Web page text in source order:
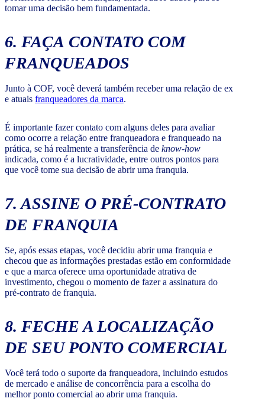
tomar uma decisão bem fundamentada.
6. FAÇA CONTATO COM
FRANQUEADOS
Junto à COF, você deverá também receber uma relação de ex
e atuais franqueadores da marca.
É importante fazer contato com alguns deles para avaliar
como ocorre a relação entre franqueadora e franqueado na
prática, se há realmente a transferência de know-how
indicada, como é a lucratividade, entre outros pontos para
que você tome sua decisão de abrir uma franquia.
7. ASSINE O PRÉ-CONTRATO
DE FRANQUIA
Se, após essas etapas, você decidiu abrir uma franquia e
checou que as informações prestadas estão em conformidade
e que a marca oferece uma oportunidade atrativa de
investimento, chegou o momento de fazer a assinatura do
pré-contrato de franquia.
8. FECHE A LOCALIZAÇÃO
DE SEU PONTO COMERCIAL
Você terá todo o suporte da franqueadora, incluindo estudos
de mercado e análise de concorrência para a escolha do
melhor ponto comercial ao abrir uma franquia.